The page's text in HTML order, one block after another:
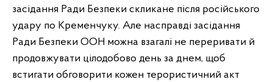
засідання Ради Безпеки скликане після російського
удару по Кременчуку. Але насправді засідання
Ради Безпеки ООН можна взагалі не переривати й
продовжувати цілодобово день за днем, щоб
встигати обговорити кожен терористичний акт